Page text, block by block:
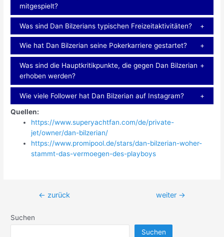
mitgespielt?
Was sind Dan Bilzerians typischen Freizeitaktivitäten?
Wie hat Dan Bilzerian seine Pokerkarriere gestartet?
Was sind die Hauptkritikpunkte, die gegen Dan Bilzerian
erhoben werden?
Wie viele Follower hat Dan Bilzerian auf Instagram?
Quellen:
https://www.superyachtfan.com/de/private-
jet/owner/dan-bilzerian/
https://www.promipool.de/stars/dan-bilzerian-woher-
stammt-das-vermoegen-des-playboys
Beitragsnavigation
← zurück weiter →
Suchen
Suchen